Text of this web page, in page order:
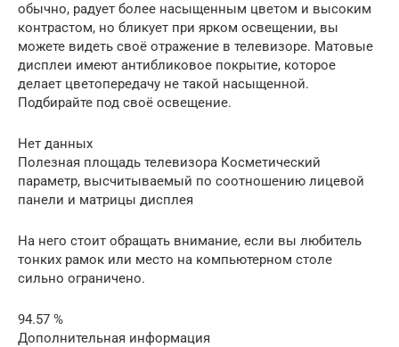
обычно, радует более насыщенным цветом и высоким
контрастом, но бликует при ярком освещении, вы
можете видеть своё отражение в телевизоре. Матовые
дисплеи имеют антибликовое покрытие, которое
делает цветопередачу не такой насыщенной.
Подбирайте под своё освещение.
Нет данных
Полезная площадь телевизора Косметический
параметр, высчитываемый по соотношению лицевой
панели и матрицы дисплея
На него стоит обращать внимание, если вы любитель
тонких рамок или место на компьютерном столе
сильно ограничено.
94.57 %
Дополнительная информация